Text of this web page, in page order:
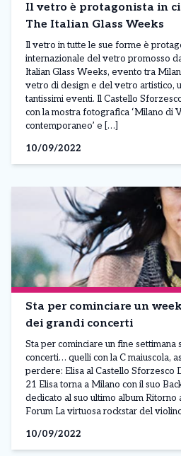
Il vetro è protagonista in
The Italian Glass Weeks
Il vetro in tutte le sue forme è
internazionale del vetro promosso
Italian Glass Weeks, evento tra
vetro di design e del vetro artistico,
tantissimi eventi. Il Castello
con la mostra fotografica ‘Milano di
contemporaneo’ e […]
10/09/2022
Sta per cominciare un
dei grandi concerti
Sta per cominciare un fine settimana
concerti… quelli con la C maiuscola,
perdere: Elisa al Castello Sforzesco
21 Elisa torna a Milano con il suo
dedicato al suo ultimo album
Forum La virtuosa rockstar del
10/09/2022